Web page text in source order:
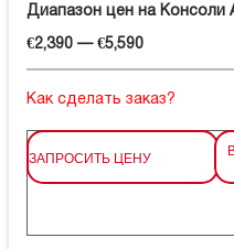
Диапазон цен на Консоли
€2,390 — €5,590
Как сделать заказ?
ЗАПРОСИТЬ ЦЕНУ